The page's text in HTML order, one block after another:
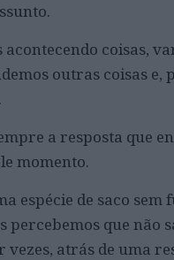
acontecendo coisas,
outras coisas e,
a resposta que
momento.
espécie de saco
percebemos que não
vezes, atrás de uma